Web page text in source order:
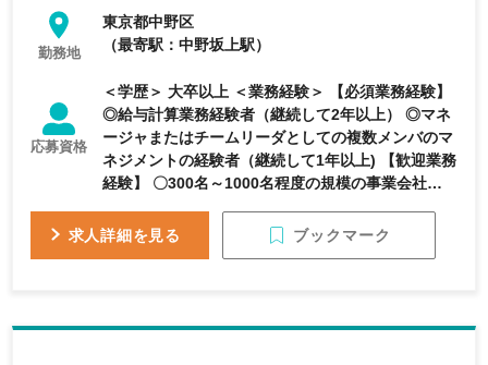
勤務地
東京都中野区
（最寄駅：中野坂上駅）
応募資格
＜学歴＞ 大卒以上 ＜業務経験＞ 【必須業務経験】
◎給与計算業務経験者（継続して2年以上） ◎マネ
ージャまたはチームリーダとしての複数メンバのマ
ネジメントの経験者（継続して1年以上) 【歓迎業務
経験】 〇300名～1000名程度の規模の事業会社で
〇Excel計算等(関数・ピボットテーブル等を用い
求人詳細を見る ブックマーク